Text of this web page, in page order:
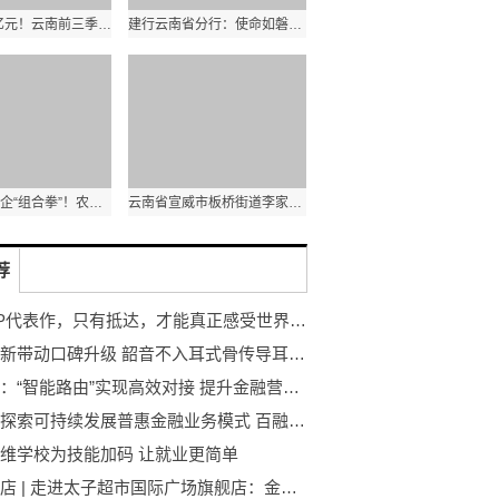
20817.86亿元！云南前三季度经济持续恢复稳中向好 建行云南省分行：使命如磐当好高质量发展“及时雨”
打好金融助企“组合拳”！农发行普洱市分行积极支持粮食产业发展 云南省宣威市板桥街道李家湾村：困难古稀老人告别挑水吃
法国VP代表作，只有抵达，才能真正感受世界之最
技术革新带动口碑升级 韶音不入耳式骨传导耳机不负旗舰之名
钱小乐：“智能路由”实现高效对接 提升金融营销服务
银行业探索可持续发展普惠金融业务模式 百融云创为中小企业解决燃眉之急
学校为技能加码 让就业更简单
周末探店 | 走进太子超市国际广场旗舰店：金边最美超市, 新晋网红打卡点等你来！